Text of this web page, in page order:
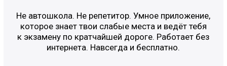
Веб-версия
Телеграм-бот